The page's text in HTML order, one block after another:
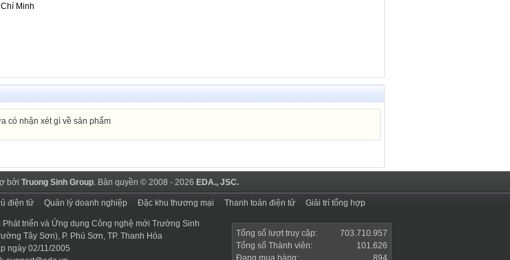
Minh
có nhận xét gì về sản phẩm
bởi Truong Sinh Group. Bản quyền © 2008 - 2026 EDA., JSC.
điện tử Quản lý doanh nghiệp Đặc khu thương mại Thanh toán điện tử Giải trí tổng hợp
Tổng số lượt truy cập:
703.710.957
Tổng số Thành viên:
101.626
Đang mua hàng:
894
triển và Ứng dụng Công nghệ mới Trường Sinh
Tây Sơn), P. Phú Sơn, TP. Thanh Hóa
ngày 02/11/2005